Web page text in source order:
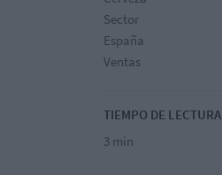
Sector
España
Ventas
TIEMPO DE LECTURA
3 min